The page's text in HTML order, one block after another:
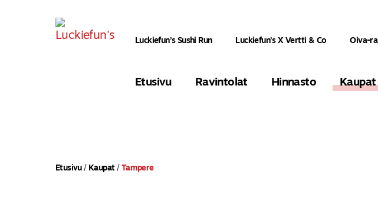
Etusivu Ravintolat Hinnasto Kaupat
Luckiefun’s Sushi Run Luckiefun’s X Vertti & Co Oiva-
Etusivu/ Kaupat/ Tampere